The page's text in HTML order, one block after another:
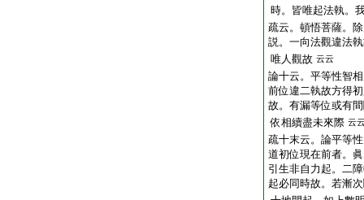
時。皆唯起法執。
疏云。頓悟菩薩。
説。一向法觀違法
唯人觀故 云云
論十云。平等性智
前位違二執故方得
故。有漏等位或有
依相續盡未來際 云
疏十末云。論平等
道初位現在前者。
引生非自力起。二
起必同時故。若漸